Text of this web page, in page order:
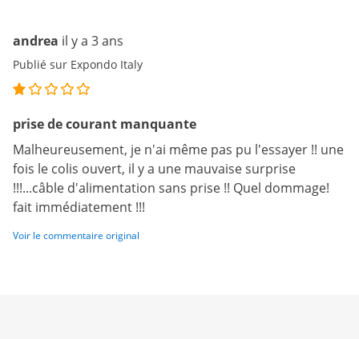
andrea il y a 3 ans
Publié sur Expondo Italy
prise de courant manquante
Malheureusement, je n'ai même pas pu l'essayer !! une
fois le colis ouvert, il y a une mauvaise surprise
!!!...câble d'alimentation sans prise !! Quel dommage!
fait immédiatement !!!
Voir le commentaire original